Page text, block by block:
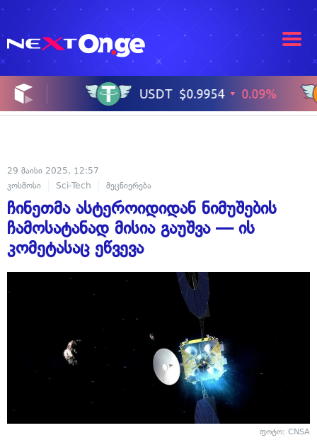
29 მაისი 2025, 12:57
კოსმოსი
Sci-Tech მეცნიერება
ჩინეთმა ასტეროიდიდან ნიმუშების
ჩამოსატანად მისია გაუშვა — ის
კომეტასაც ეწვევა
ფოტო: CNSA